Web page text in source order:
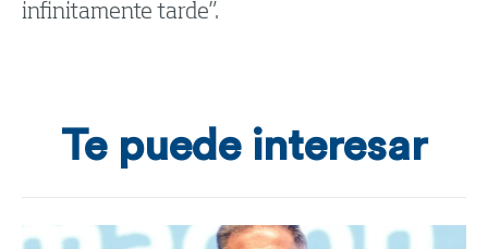
infinitamente tarde”.
Te puede interesar